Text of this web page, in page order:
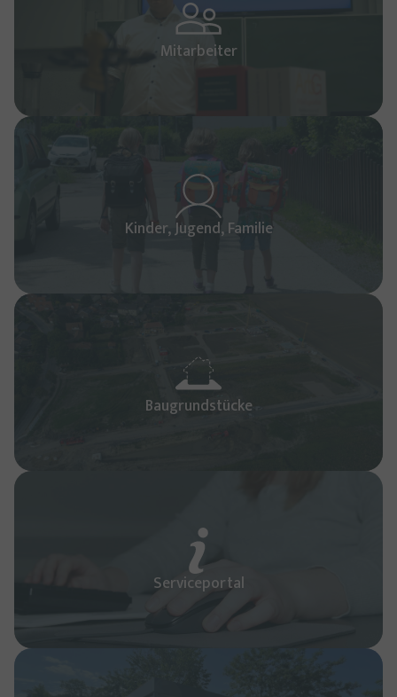
Mitarbeiter
Kinder, Jugend, Familie
Baugrundstücke
Serviceportal